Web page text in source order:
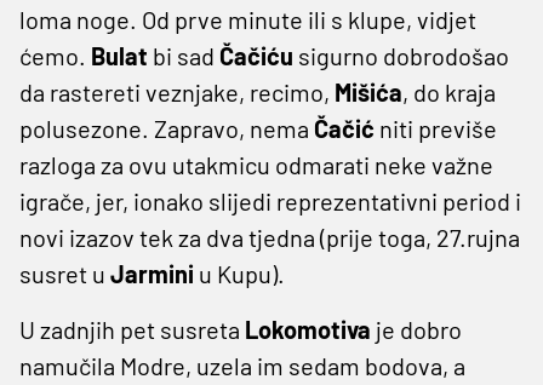
loma noge. Od prve minute ili s klupe, vidjet
ćemo. Bulat bi sad Čačiću sigurno dobrodošao
da rastereti veznjake, recimo, Mišića, do kraja
polusezone. Zapravo, nema Čačić niti previše
razloga za ovu utakmicu odmarati neke važne
igrače, jer, ionako slijedi reprezentativni period i
novi izazov tek za dva tjedna (prije toga, 27.rujna
susret u Jarmini u Kupu).
U zadnjih pet susreta Lokomotiva je dobro
namučila Modre, uzela im sedam bodova, a